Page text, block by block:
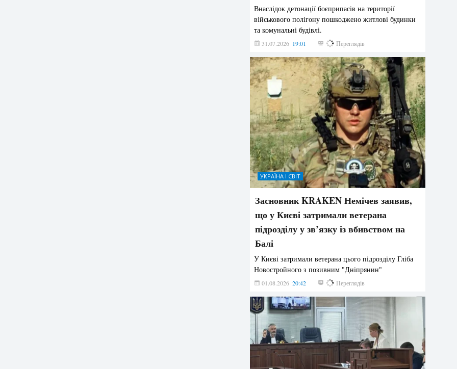
Внаслідок детонації боєприпасів на території
військового полігону пошкоджено житлові будинки
та комунальні будівлі.
31.07.2026 19:01 183 Переглядів
УКРАЇНА І СВІТ
Засновник KRAKEN Немічев заявив,
що у Києві затримали ветерана
підрозділу у зв’язку із вбивством на
Балі
У Києві затримали ветерана цього підрозділу Гліба
Новостройного з позивним "Дніпрянин"
01.08.2026 20:42 174 Переглядів